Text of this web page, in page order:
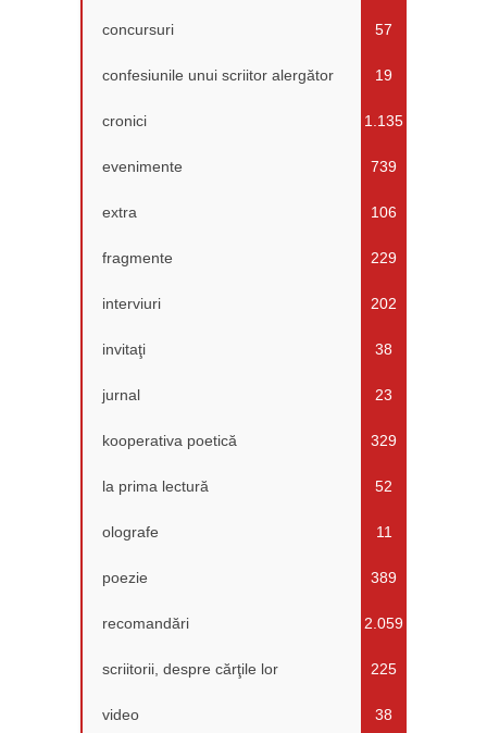
concursuri 57
confesiunile unui scriitor alergător 19
cronici 1.135
evenimente 739
extra 106
fragmente 229
interviuri 202
invitaţi 38
jurnal 23
kooperativa poetică 329
la prima lectură 52
olografe 11
poezie 389
recomandări 2.059
scriitorii, despre cărţile lor 225
video 38